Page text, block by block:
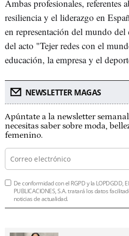
Ambas profesionales, referentes
resiliencia y el liderazgo en
en representación del mundo
del acto "Tejer redes con el
educación, la empresa y el
NEWSLETTER MAGAS
Apúntate a la newsletter
necesitas saber sobre moda,
femenino.
De conformidad con el RGPD y la LOPDGDD,
PUBLICACIONES, S.A. tratará los datos
noticias de actualidad.